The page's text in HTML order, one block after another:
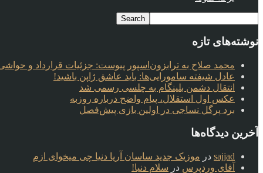
نوشته‌های تازه
محمد صلاح به ترابزون‌اسپور پیوست: جزئیات قرارداد و حواشی
عادل شیفته سامورایی‌ها: باید عاشق ژاپن باشید!
انتقال دشمن بلینگام به چلسی رسمی شد
عکس اول استقلال، پیام واضح درباره روزبه
برد پرگل نساجی در اولین بازی پیش‌فصل
آخرین دیدگاه‌ها
sajjad در موزیک جدید ساسان آریا دنیا چی میخوای ازم
آقای وردپرس در سلام دنیا!